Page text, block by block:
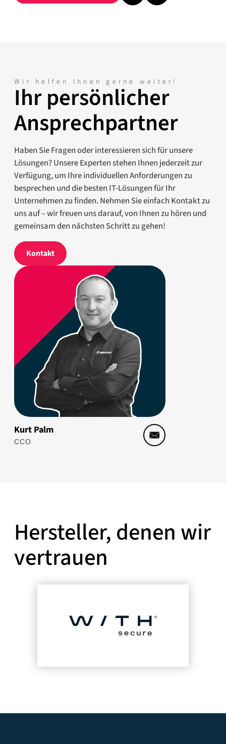
Kurt Palm
CCO
Wir helfen Ihnen gerne weiter!
Ihr persönlicher
Ansprechpartner
Haben Sie Fragen oder interessieren sich für unsere
Lösungen? Unsere Experten stehen Ihnen jederzeit zur
Verfügung, um Ihre individuellen Anforderungen zu
besprechen und die besten IT-Lösungen für Ihr
Unternehmen zu finden. Nehmen Sie einfach Kontakt zu
uns auf – wir freuen uns darauf, von Ihnen zu hören und
gemeinsam den nächsten Schritt zu gehen!
Kontakt
Hersteller, denen wir
vertrauen